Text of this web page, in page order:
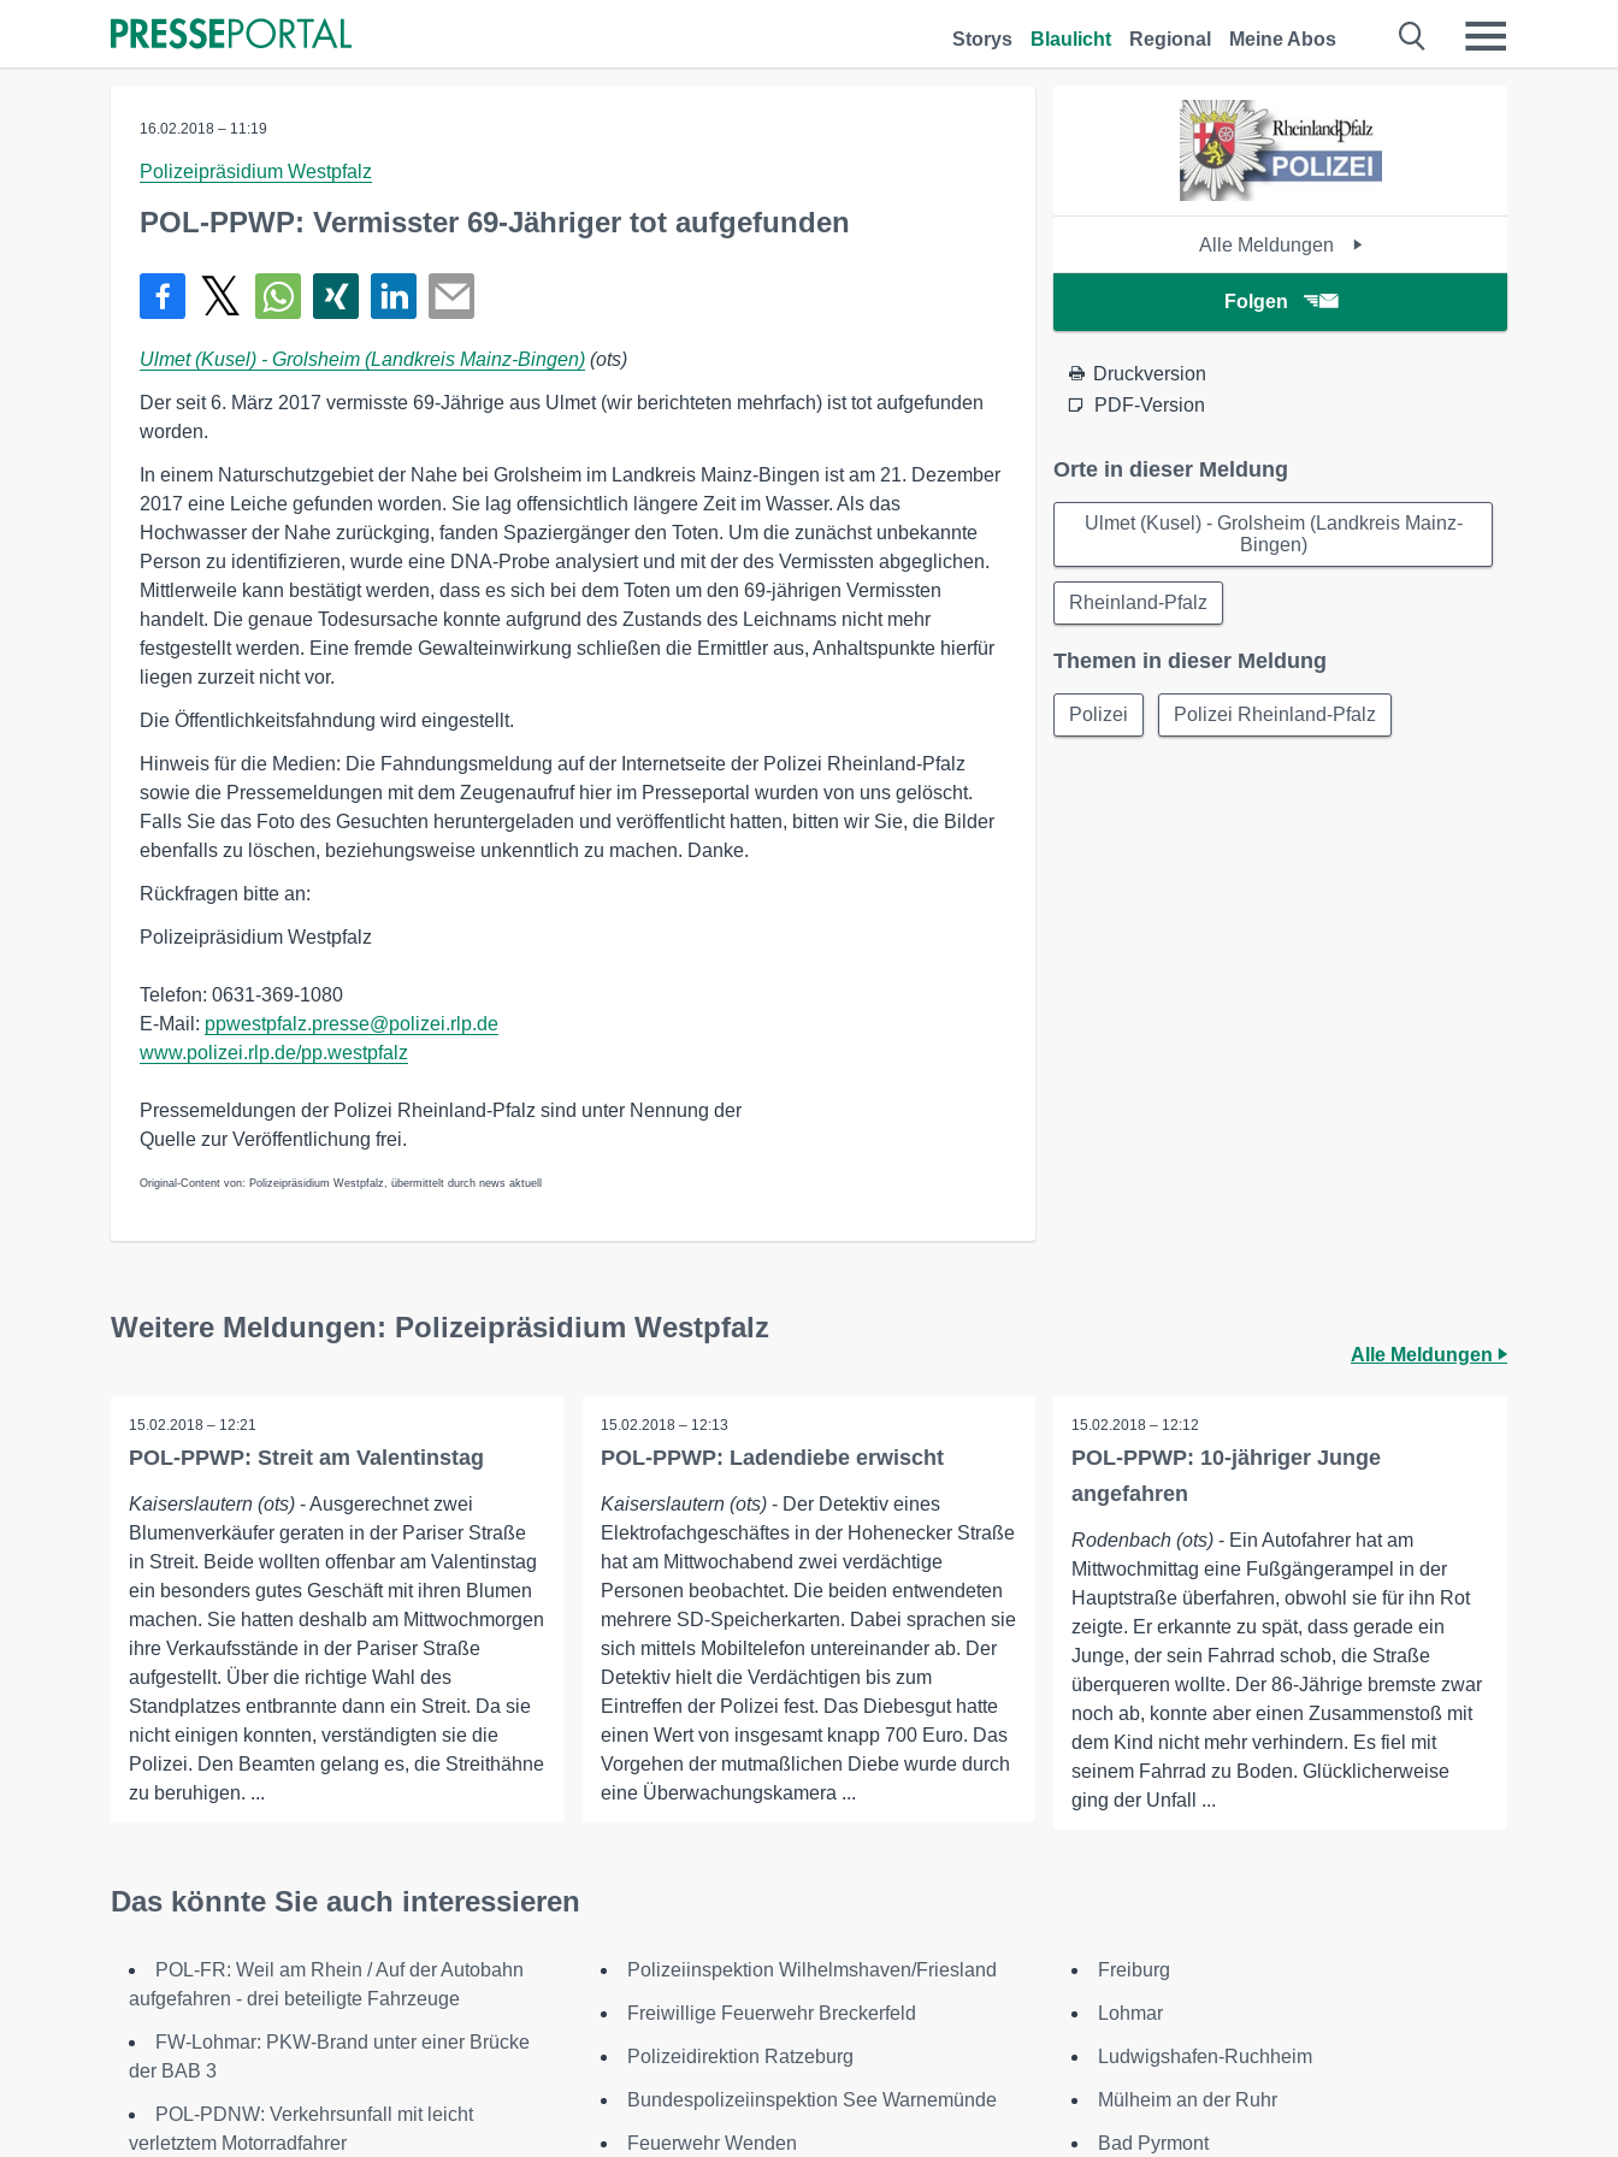
Storys Blaulicht Regional Meine Abos
16.02.2018 – 11:19
Polizeipräsidium Westpfalz
POL-PPWP: Vermisster 69-Jähriger tot aufgefunden
Ulmet (Kusel) - Grolsheim (Landkreis Mainz-Bingen) (ots)
Der seit 6. März 2017 vermisste 69-Jährige aus Ulmet (wir berichteten mehrfach) ist tot aufgefunden
worden.
In einem Naturschutzgebiet der Nahe bei Grolsheim im Landkreis Mainz-Bingen ist am 21. Dezember
2017 eine Leiche gefunden worden. Sie lag offensichtlich längere Zeit im Wasser. Als das
Hochwasser der Nahe zurückging, fanden Spaziergänger den Toten. Um die zunächst unbekannte
Person zu identifizieren, wurde eine DNA-Probe analysiert und mit der des Vermissten abgeglichen.
Mittlerweile kann bestätigt werden, dass es sich bei dem Toten um den 69-jährigen Vermissten
handelt. Die genaue Todesursache konnte aufgrund des Zustands des Leichnams nicht mehr
festgestellt werden. Eine fremde Gewalteinwirkung schließen die Ermittler aus, Anhaltspunkte hierfür
liegen zurzeit nicht vor.
Die Öffentlichkeitsfahndung wird eingestellt.
Hinweis für die Medien: Die Fahndungsmeldung auf der Internetseite der Polizei Rheinland-Pfalz
sowie die Pressemeldungen mit dem Zeugenaufruf hier im Presseportal wurden von uns gelöscht.
Falls Sie das Foto des Gesuchten heruntergeladen und veröffentlicht hatten, bitten wir Sie, die Bilder
ebenfalls zu löschen, beziehungsweise unkenntlich zu machen. Danke.
Rückfragen bitte an:
Polizeipräsidium Westpfalz
Telefon: 0631-369-1080
E-Mail: ppwestpfalz.presse@polizei.rlp.de
www.polizei.rlp.de/pp.westpfalz
Pressemeldungen der Polizei Rheinland-Pfalz sind unter Nennung der
Quelle zur Veröffentlichung frei.
Original-Content von: Polizeipräsidium Westpfalz, übermittelt durch news aktuell
Alle Meldungen
Folgen
Druckversion
PDF-Version
Orte in dieser Meldung
Ulmet (Kusel) - Grolsheim (Landkreis Mainz-
Bingen)
Rheinland-Pfalz
Themen in dieser Meldung
Polizei Polizei Rheinland-Pfalz
Weitere Meldungen: Polizeipräsidium Westpfalz
Alle Meldungen
15.02.2018 – 12:21
POL-PPWP: Streit am Valentinstag
Kaiserslautern (ots) - Ausgerechnet zwei
Blumenverkäufer geraten in der Pariser Straße
in Streit. Beide wollten offenbar am Valentinstag
ein besonders gutes Geschäft mit ihren Blumen
machen. Sie hatten deshalb am Mittwochmorgen
ihre Verkaufsstände in der Pariser Straße
aufgestellt. Über die richtige Wahl des
Standplatzes entbrannte dann ein Streit. Da sie
nicht einigen konnten, verständigten sie die
Polizei. Den Beamten gelang es, die Streithähne
zu beruhigen. ...
15.02.2018 – 12:13
POL-PPWP: Ladendiebe erwischt
Kaiserslautern (ots)- Der Detektiv eines
Elektrofachgeschäftes in der Hohenecker Straße
hat am Mittwochabend zwei verdächtige
Personen beobachtet. Die beiden entwendeten
mehrere SD-Speicherkarten. Dabei sprachen sie
sich mittels Mobiltelefon untereinander ab. Der
Detektiv hielt die Verdächtigen bis zum
Eintreffen der Polizei fest. Das Diebesgut hatte
einen Wert von insgesamt knapp 700 Euro. Das
Vorgehen der mutmaßlichen Diebe wurde durch
eine Überwachungskamera ...
15.02.2018 – 12:12
POL-PPWP: 10-jähriger Junge
angefahren
Rodenbach (ots) - Ein Autofahrer hat am
Mittwochmittag eine Fußgängerampel in der
Hauptstraße überfahren, obwohl sie für ihn Rot
zeigte. Er erkannte zu spät, dass gerade ein
Junge, der sein Fahrrad schob, die Straße
überqueren wollte. Der 86-Jährige bremste zwar
noch ab, konnte aber einen Zusammenstoß mit
dem Kind nicht mehr verhindern. Es fiel mit
seinem Fahrrad zu Boden. Glücklicherweise
ging der Unfall ...
Das könnte Sie auch interessieren
POL-FR: Weil am Rhein / Auf der Autobahn
aufgefahren - drei beteiligte Fahrzeuge
FW-Lohmar: PKW-Brand unter einer Brücke
der BAB 3
POL-PDNW: Verkehrsunfall mit leicht
verletztem Motorradfahrer
Polizeiinspektion Wilhelmshaven/Friesland
Freiwillige Feuerwehr Breckerfeld
Polizeidirektion Ratzeburg
Bundespolizeiinspektion See Warnemünde
Feuerwehr Wenden
Freiburg
Lohmar
Ludwigshafen-Ruchheim
Mülheim an der Ruhr
Bad Pyrmont